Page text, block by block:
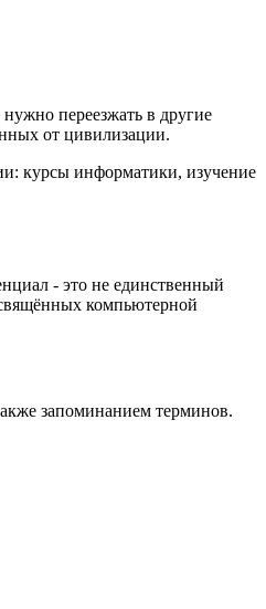
переезжать в другие
от цивилизации.
курсы информатики, изучение
- это не единственный
компьютерной
запоминанием терминов.